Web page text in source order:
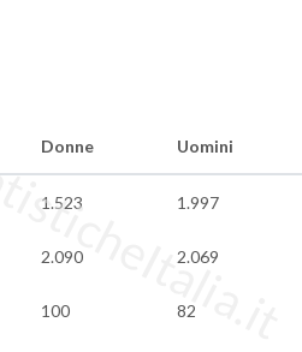
Donne Uomini
1.523 1.997
2.090 2.069
100 82